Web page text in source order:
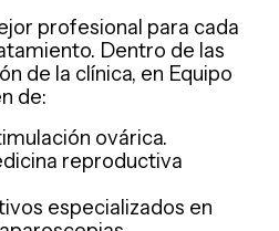
profesional para cada
Dentro de las
de la clínica, en Equipo
de:
ovárica.
reproductiva
especializados en